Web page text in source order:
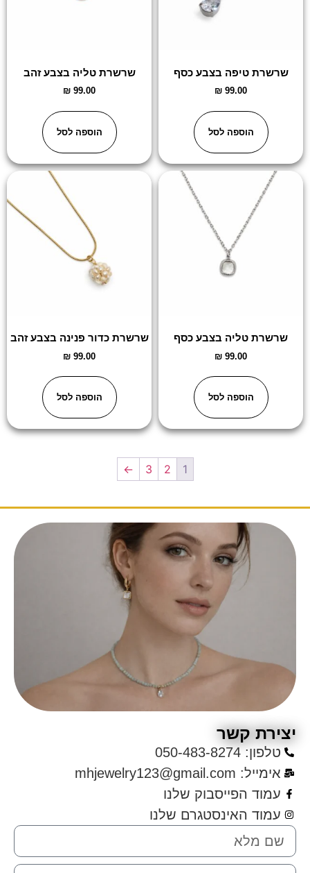
שרשרת טיפה בצבע כסף
₪ 99.00
הוספה לסל
שרשרת טליה בצבע זהב
₪ 99.00
הוספה לסל
שרשרת טליה בצבע כסף
₪ 99.00
הוספה לסל
שרשרת כדור פנינה בצבע זהב
₪ 99.00
הוספה לסל
1
2
3
←
יצירת קשר
טלפון: 050-483-8274
אימייל: mhjewelry123@gmail.com
עמוד הפייסבוק שלנו
עמוד האינסטגרם שלנו